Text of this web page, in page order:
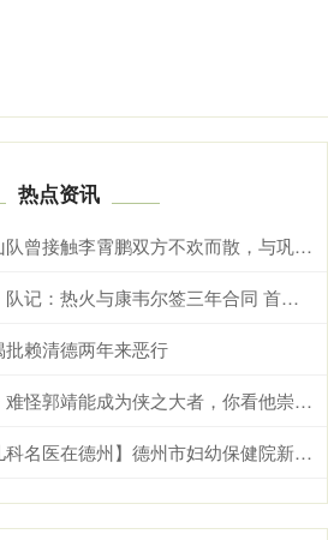
热点资讯
线下股票配资平台 曝泰山队曾接触李霄鹏双方不欢而散，与巩晓彬不回山东男篮很相似
行业领先的股票配资平台 队记：热火与康韦尔签三年合同 首年年薪130万&第三年球队选项
赖清德两年来恶行
正规的实盘股票配资平台 难怪郭靖能成为侠之大者，你看他崇拜谁？一位忠义两全的三国名人
炒股配资网站有 【首都儿科名医在德州】德州市妇幼保健院新生儿科百日守护 870g超早产儿“闯关”成功